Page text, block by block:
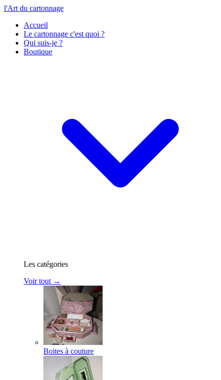
l'Art du cartonnage
Accueil
Le cartonnage c'est quoi ?
Qui suis-je ?
Boutique
Les catégories
Voir tout →
Boites à couture